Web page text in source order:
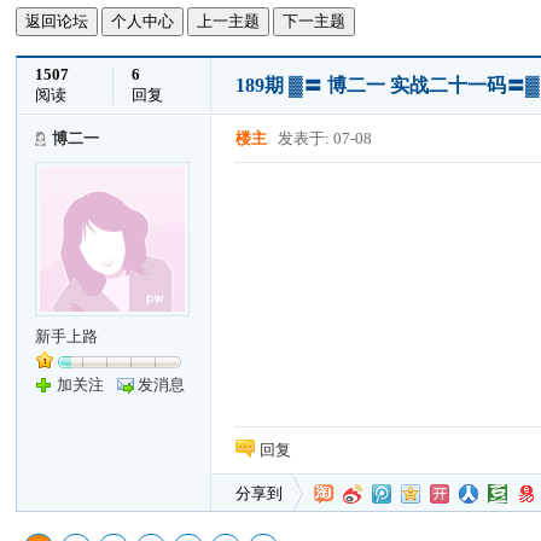
返回论坛 个人中心 上一主题 下一主题
1507
阅读
6
回复
189期 ▓〓 博二一 实战二十一码〓▓
博二一
新手上路
加关注 发消息
楼主 发表于: 07-08
回复
分享到